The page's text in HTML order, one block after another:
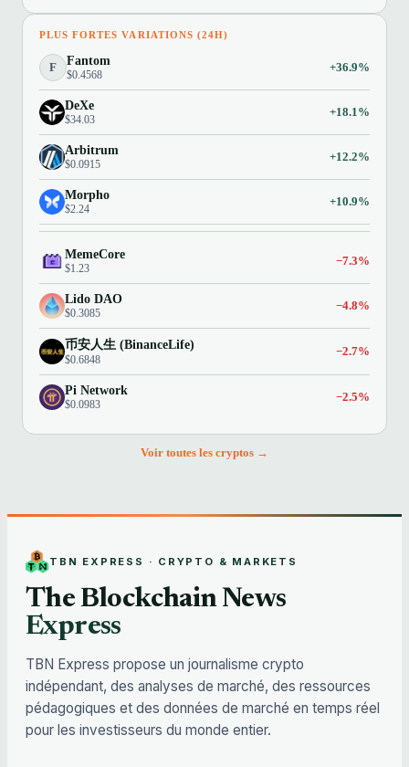
PLUS FORTES VARIATIONS (24H)
F Fantom
$0.4568
+36.9%
DeXe
$34.03
+18.1%
Arbitrum
$0.0915
+12.2%
Morpho
$2.24
+10.9%
MemeCore
$1.23
−7.3%
Lido DAO
$0.3085
−4.8%
币安人生 (BinanceLife)
$0.6848
−2.7%
Pi Network
$0.0983
−2.5%
Voir toutes les cryptos →
TBN EXPRESS · CRYPTO & MARKETS
The Blockchain News
Express
TBN Express propose un journalisme crypto
indépendant, des analyses de marché, des ressources
pédagogiques et des données de marché en temps réel
pour les investisseurs du monde entier.